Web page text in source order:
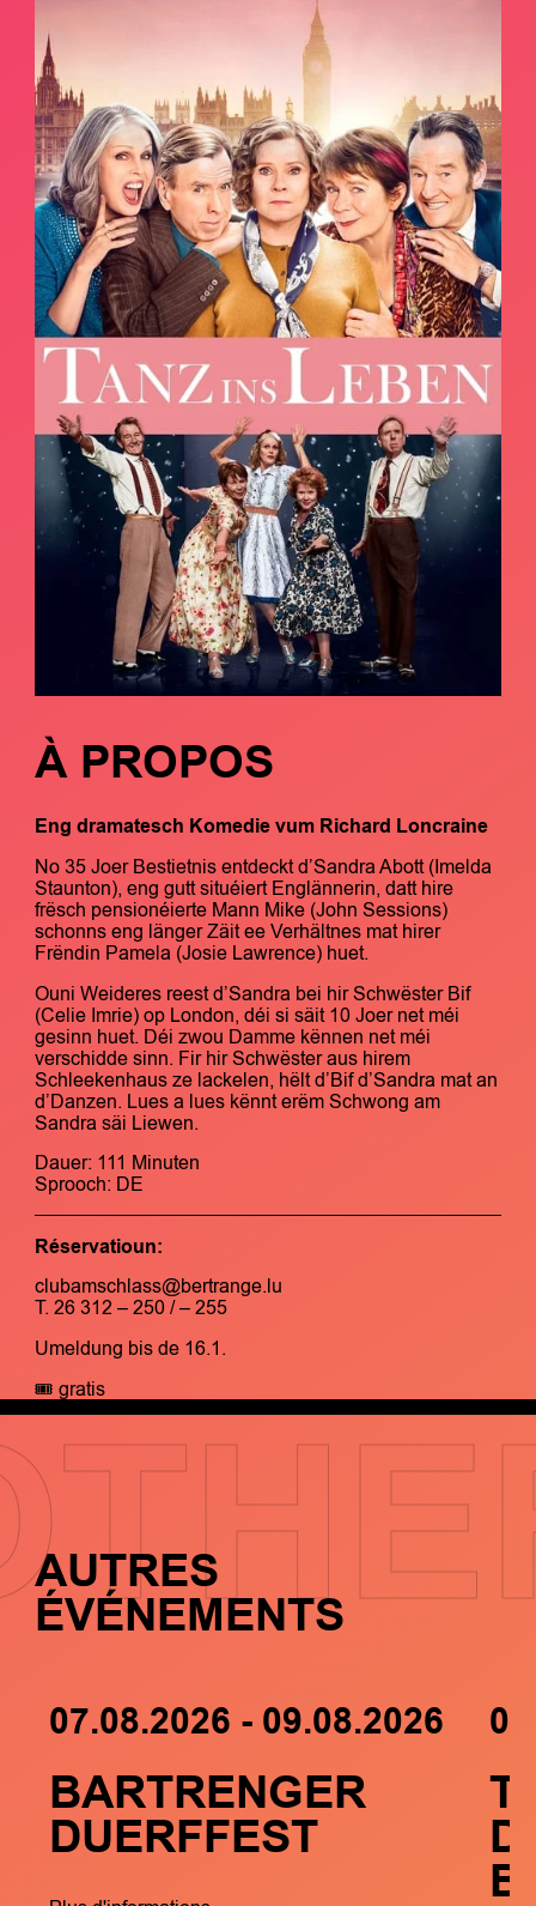
À PROPOS
Eng dramatesch Komedie vum Richard Loncraine
No 35 Joer Bestietnis entdeckt d’Sandra Abott (Imelda
Staunton), eng gutt situéiert Englännerin, datt hire
frësch pensionéierte Mann Mike (John Sessions)
schonns eng länger Zäit ee Verhältnes mat hirer
Frëndin Pamela (Josie Lawrence) huet.
Ouni Weideres reest d’Sandra bei hir Schwëster Bif
(Celie Imrie) op London, déi si säit 10 Joer net méi
gesinn huet. Déi zwou Damme kënnen net méi
verschidde sinn. Fir hir Schwëster aus hirem
Schleekenhaus ze lackelen, hëlt d’Bif d’Sandra mat an
d’Danzen. Lues a lues kënnt erëm Schwong am
Sandra säi Liewen.
Dauer: 111 Minuten
Sprooch: DE
Réservatioun:
clubamschlass@bertrange.lu
T. 26 312 – 250 / – 255
Umeldung bis de 16.1.
🎟️ gratis
AUTRES
ÉVÉNEMENTS
07.08.2026 - 09.08.2026
BARTRENGER
DUERFFEST